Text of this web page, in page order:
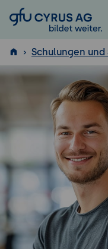
GFU Cyrus AG
Schulungen und